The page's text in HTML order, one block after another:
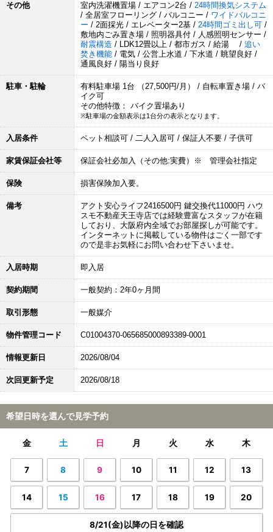
その他 室内洗濯機置場 / エアコン2台 / 24時間換気システム
/ 全居室フローリング / バルコニー / ワイドバルコニ
ー / 2面採光 / エレベーター2基 / 24時間ゴミ出し可 /
敷地内ごみ置き場 / 照明器具付 / 人感照明センサー /
耐震構造 / LDK12畳以上 / 都市ガス / 給湯 / 追い
焚き機能 / 電気 / 公営上水道 / 下水道 / 眺望良好 /
通風良好 / 陽当り良好
駐車・駐輪
有料駐車場 1台 （27,500円/月） / 自転車置き場 / バ
イク可
その他特徴： バイク置場あり
※駐車場の金額表示は1台分の表示となります。
入居条件 ペット相談可 / 二人入居可 / 保証人不要 / 子供可
家賃保証会社等 保証会社必加入（その他:実費）※ 管理会社指定
保険 損害保険加入要。
備考
アクト安心ライフ2416500円 鍵交換代11000円 ハウ
スモ不動産天王寺店では経験豊富なスタッフが在籍
しており、大阪府内全域でお部屋探しが可能です。
インターネットに掲載している物件はごく一部です
ので是非お気軽にお問い合わせ下さいませ。
入居時期 即入居
契約期間 一般契約：2年0ヶ月間
取引形態 一般媒介
物件管理コード C01004370-065685000893389-0001
情報更新日 2026/08/04
次回更新予定 2026/08/18
希望日時を選んで見学予約
金 土 日 月 火 水 木
7 8 9 10 11 12 13
14 15 16 17 18 19 20
8/21(金)以降の日を確認